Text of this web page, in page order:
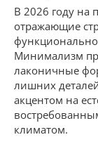
В 2026 году на
отражающие
Минимализм
лаконичные
лишних
акцентом на
климатом.